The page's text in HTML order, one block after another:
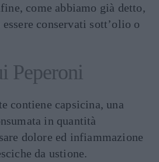
come abbiamo già detto,
conservati sott’olio o
Peperoni
contiene capsicina, una
in quantità
dolore ed infiammazione
da ustione.